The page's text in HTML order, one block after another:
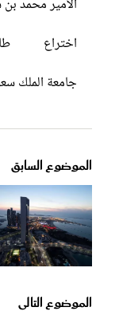
الأمير محمد
اختراع
جامعة الملك
الموضوع السابق
الموضوع التالى